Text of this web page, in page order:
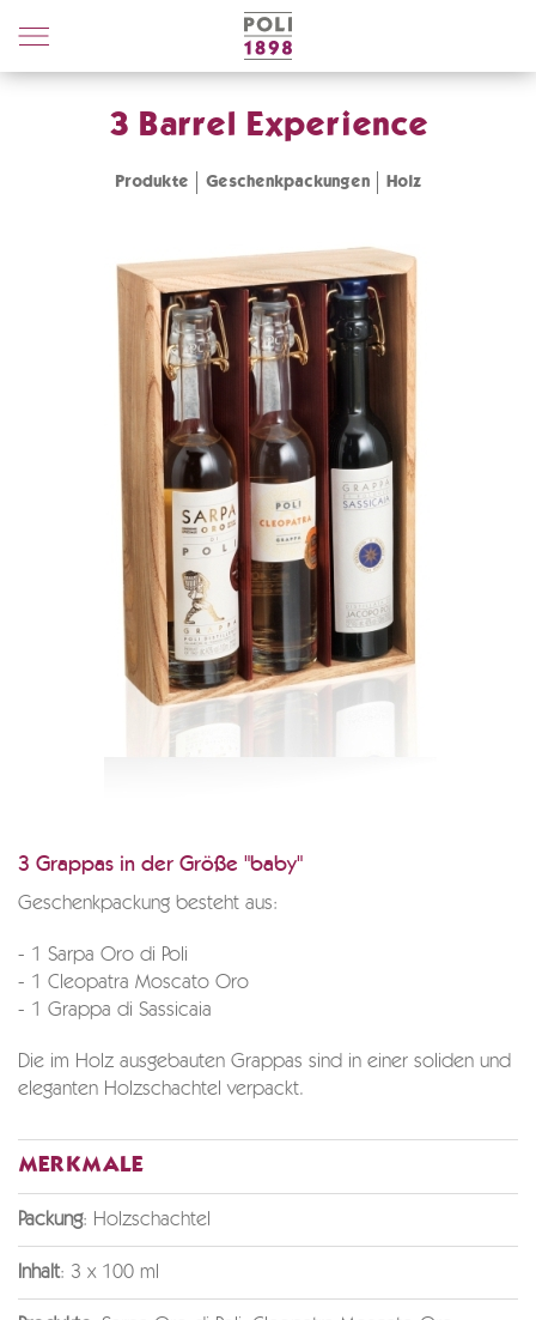
Poli
Distillerie
3 Barrel Experience
Produkte Geschenkpackungen Holz
3 Grappas in der Größe "baby"
Geschenkpackung besteht aus:
- 1 Sarpa Oro di Poli
- 1 Cleopatra Moscato Oro
- 1 Grappa di Sassicaia
Die im Holz ausgebauten Grappas sind in einer soliden und
eleganten Holzschachtel verpackt.
MERKMALE
Packung: Holzschachtel
Inhalt: 3 x 100 ml